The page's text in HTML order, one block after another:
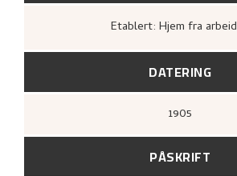
Etablert: Hjem fra arbeid
DATERING
1905
PÅSKRIFT